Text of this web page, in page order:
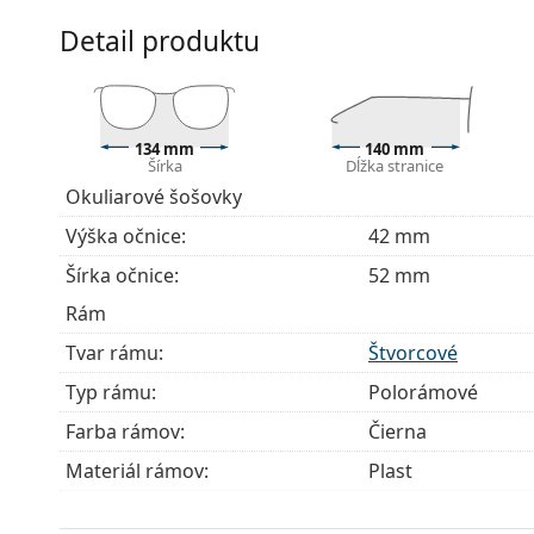
Okuliare dodávame s originálnym puzdrom.
Handrička, ktorá je súčasťou balenia, je ideálna
modely môžu namiesto handričky obsahovať
Ide o zdravotnícku pomôcku. Pred použitím si
Detail produktu
134 mm
Šírka
140 mm
Dĺžka stranice
Okuliarové šošovky
Výška očnice:
42 mm
Šírka očnice:
52 mm
Rám
Tvar rámu:
Štvorcové
Typ rámu:
Polorámové
Farba rámov:
Čierna
Materiál rámov:
Plast